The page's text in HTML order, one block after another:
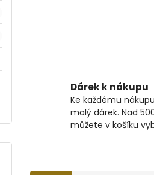
Dárek k nákupu
Ke každému
malý dárek. Nad
můžete v košíku